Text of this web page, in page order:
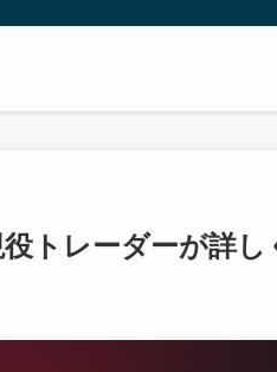
トレーダーが詳し